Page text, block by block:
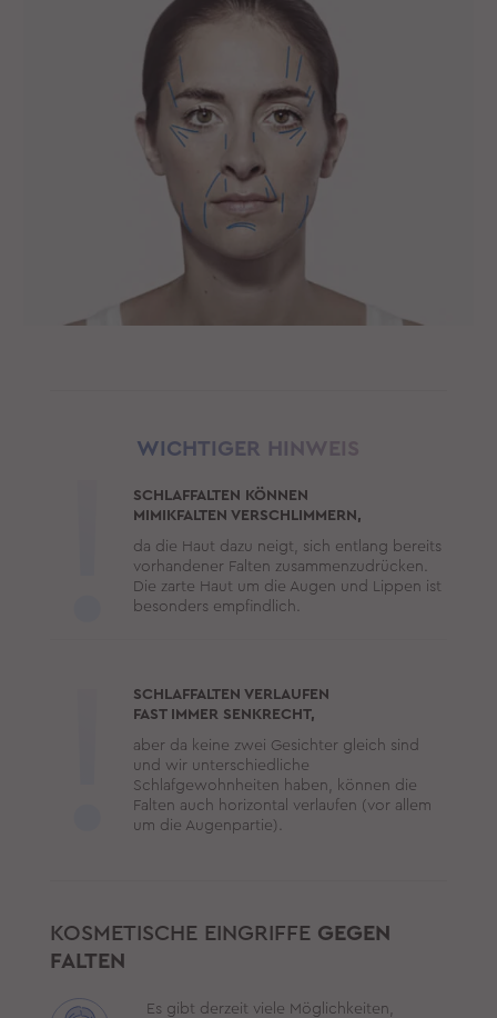
WICHTIGER HINWEIS
SCHLAFFALTEN KÖNNEN
MIMIKFALTEN VERSCHLIMMERN,
da die Haut dazu neigt, sich entlang bereits
vorhandener Falten zusammenzudrücken.
Die zarte Haut um die Augen und Lippen ist
besonders empfindlich.
SCHLAFFALTEN VERLAUFEN
FAST IMMER SENKRECHT,
aber da keine zwei Gesichter gleich sind
und wir unterschiedliche
Schlafgewohnheiten haben, können die
Falten auch horizontal verlaufen (vor allem
um die Augenpartie).
KOSMETISCHE EINGRIFFE GEGEN
FALTEN
Es gibt derzeit viele Möglichkeiten,